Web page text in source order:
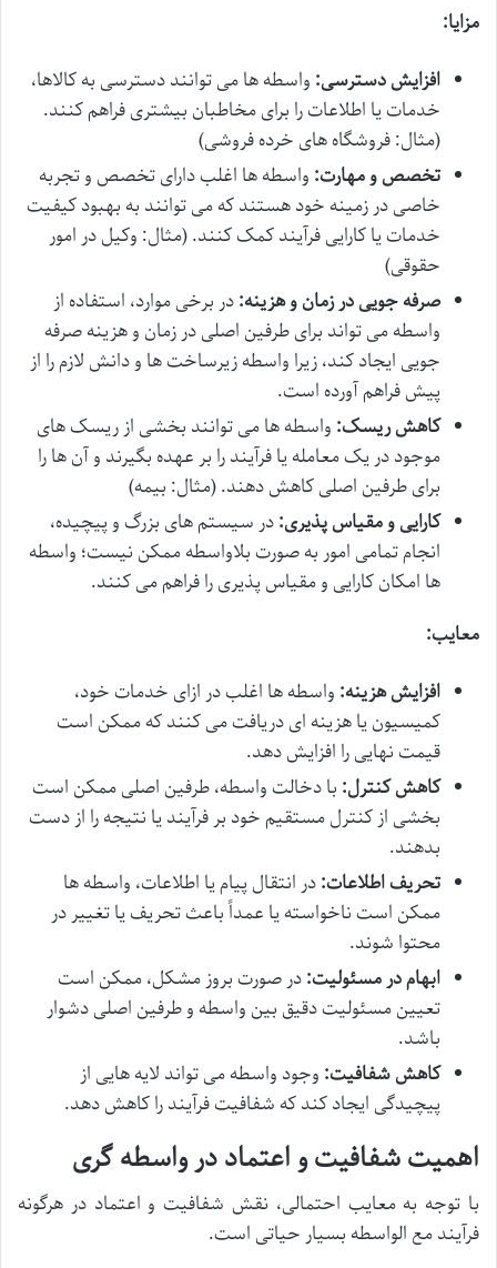
مزایا:
افزایش دسترسی: واسطه ها می توانند دسترسی به کالاها،
خدمات یا اطلاعات را برای مخاطبان بیشتری فراهم کنند.
(مثال: فروشگاه های خرده فروشی)
تخصص و مهارت: واسطه ها اغلب دارای تخصص و تجربه
خاصی در زمینه خود هستند که می توانند به بهبود کیفیت
خدمات یا کارایی فرآیند کمک کنند. (مثال: وکیل در امور
حقوقی)
صرفه جویی در زمان و هزینه:در برخی موارد، استفاده از
واسطه می تواند برای طرفین اصلی در زمان و هزینه صرفه
جویی ایجاد کند، زیرا واسطه زیرساخت ها و دانش لازم را از
پیش فراهم آورده است.
کاهش ریسک: واسطه ها می توانند بخشی از ریسک های
موجود در یک معامله یا فرآیند را بر عهده بگیرند و آن ها را
برای طرفین اصلی کاهش دهند. (مثال: بیمه)
کارایی و مقیاس پذیری:در سیستم های بزرگ و پیچیده،
انجام تمامی امور به صورت بلاواسطه ممکن نیست؛ واسطه
ها امکان کارایی و مقیاس پذیری را فراهم می کنند.
معایب:
افزایش هزینه: واسطه ها اغلب در ازای خدمات خود،
کمیسیون یا هزینه ای دریافت می کنند که ممکن است
قیمت نهایی را افزایش دهد.
کاهش کنترل: با دخالت واسطه، طرفین اصلی ممکن است
بخشی از کنترل مستقیم خود بر فرآیند یا نتیجه را از دست
بدهند.
تحریف اطلاعات:در انتقال پیام یا اطلاعات، واسطه ها
ممکن است ناخواسته یا عمداً باعث تحریف یا تغییر در
محتوا شوند.
ابهام در مسئولیت:در صورت بروز مشکل، ممکن است
تعیین مسئولیت دقیق بین واسطه و طرفین اصلی دشوار
باشد.
کاهش شفافیت: وجود واسطه می تواند لایه هایی از
پیچیدگی ایجاد کند که شفافیت فرآیند را کاهش دهد.
اهمیت شفافیت و اعتماد در واسطه گری
با توجه به معایب احتمالی، نقش شفافیت و اعتماد در هرگونه
فرآیند مع الواسطه بسیار حیاتی است.